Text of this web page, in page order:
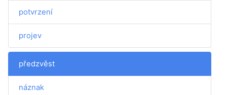
potvrzení
projev
předzvěst
náznak